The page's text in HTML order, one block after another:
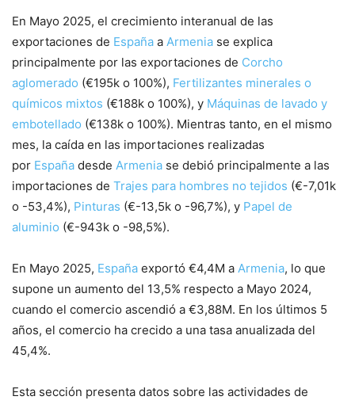
En Mayo 2025, el crecimiento interanual de las
exportaciones de España a Armenia se explica
principalmente por las exportaciones de Corcho
aglomerado (€195k o 100%), Fertilizantes minerales o
químicos mixtos (€188k o 100%), y Máquinas de lavado y
embotellado (€138k o 100%). Mientras tanto, en el mismo
mes, la caída en las importaciones realizadas
por España desde Armenia se debió principalmente a las
importaciones de Trajes para hombres no tejidos (€-7,01k
o -53,4%), Pinturas (€-13,5k o -96,7%), y Papel de
aluminio (€-943k o -98,5%).
En Mayo 2025, España exportó €4,4M a Armenia, lo que
supone un aumento del 13,5% respecto a Mayo 2024,
cuando el comercio ascendió a €3,88M. En los últimos 5
años, el comercio ha crecido a una tasa anualizada del
45,4%.
Esta sección presenta datos sobre las actividades de